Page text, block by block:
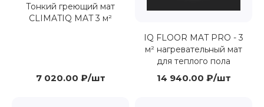
Тонкий греющий мат
CLIMATIQ MAT 3 м²
7 020.00 ₽/шт
IQ FLOOR MAT PRO - 3
м² нагревательный мат
для теплого пола
14 940.00 ₽/шт